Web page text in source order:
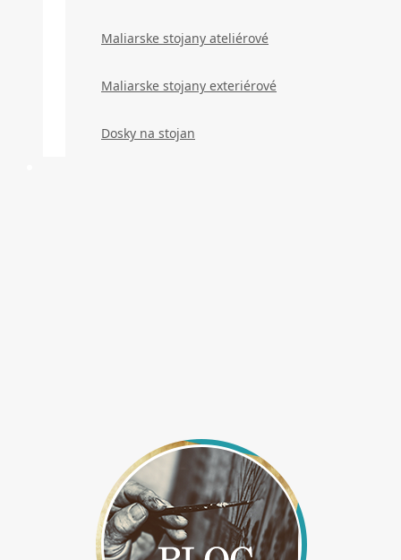
Maliarske stojany ateliérové
Maliarske stojany exteriérové
Dosky na stojan